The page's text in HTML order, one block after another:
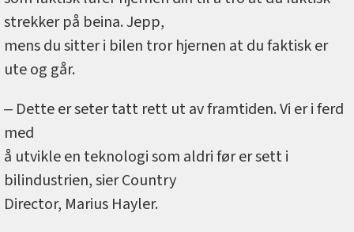
strekker på beina. Jepp,
mens du sitter i bilen tror hjernen at du faktisk er
ute og går.
‒ Dette er seter tatt rett ut av framtiden. Vi er i ferd
med
å utvikle en teknologi som aldri før er sett i
bilindustrien, sier Country
Director, Marius Hayler.